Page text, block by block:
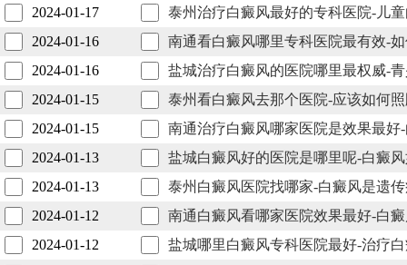
2024-01-17
泰州治疗白癜风最好的专科医院-儿
2024-01-16
南通看白癜风哪里专科医院最有效-
2024-01-16
盐城治疗白癜风的医院哪里最权威-
2024-01-15
泰州看白癜风去那个医院-应该如何
2024-01-15
南通治疗白癜风哪家医院是效果最
2024-01-13
盐城白癜风好的医院是哪里呢-白癜
2024-01-13
泰州白癜风医院找哪家-白癜风是遗
2024-01-12
南通白癜风看哪家医院效果最好-白
2024-01-12
盐城哪里白癜风专科医院最好-治疗